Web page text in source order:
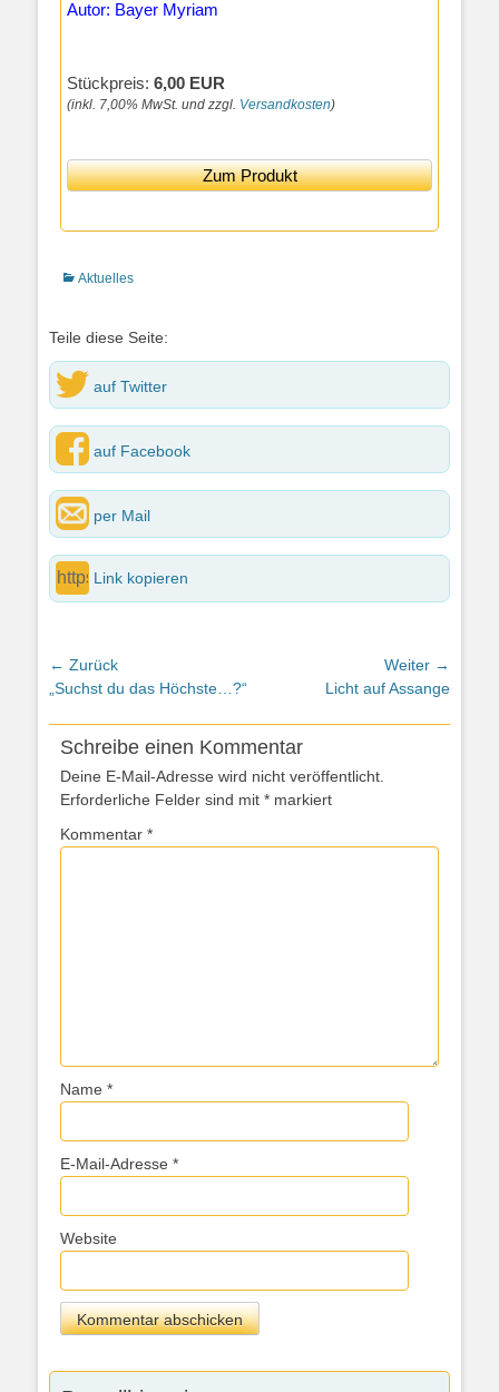
Autor: Bayer Myriam
Stückpreis: 6,00 EUR
(inkl. 7,00% MwSt. und zzgl. Versandkosten)
Zum Produkt
Kategorien
Aktuelles
Teile diese Seite:
auf Twitter
auf Facebook
per Mail
Link kopieren
Beitragsnavigation
← Zurück
Vorheriger
„Suchst du das Höchste…?“
Weiter →
Licht auf Assange
Schreibe einen Kommentar
Deine E-Mail-Adresse wird nicht veröffentlicht.
Erforderliche Felder sind mit * markiert
Kommentar *
Name *
E-Mail-Adresse *
Website